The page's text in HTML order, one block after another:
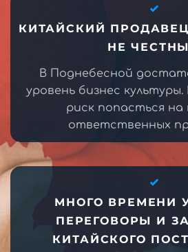
КИТАЙСКИЙ
НЕ
В Поднебесной
уровень бизнес
риск попасться на
ответственных
МНОГО ВРЕМЕНИ
ПЕРЕГОВОРЫ И
КИТАЙСКОГО